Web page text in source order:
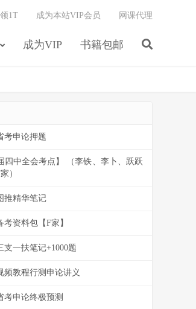
成为VIP 书籍包邮
1T 成为本站VIP会员 网课代理
考申论押题
四中全会考点】 （李铁、李卜、跃跃
）
推精华笔记
考资料包【F家】
支一扶笔记+1000题
频教程行测申论讲义
考申论终极预测